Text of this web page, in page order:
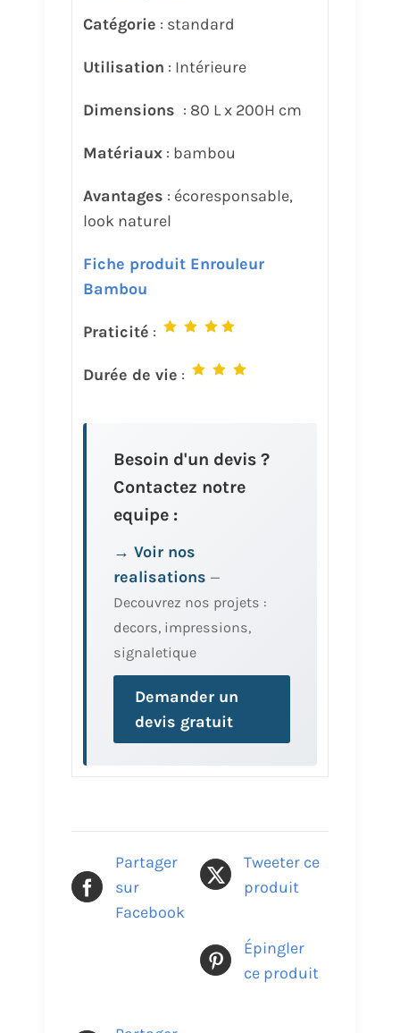
Catégorie : standard
Utilisation : Intérieure
Dimensions : 80 L x 200H cm
Matériaux: bambou
Avantages : écoresponsable,
look naturel
Fiche produit Enrouleur
Bambou
Praticité :
Durée de vie :
Besoin d'un devis ?
Contactez notre
equipe :
→ Voir nos
realisations —
Decouvrez nos projets :
decors, impressions,
signaletique
Demander un
devis gratuit
Partager
sur
Facebook
Tweeter ce
produit
Épingler
ce produit